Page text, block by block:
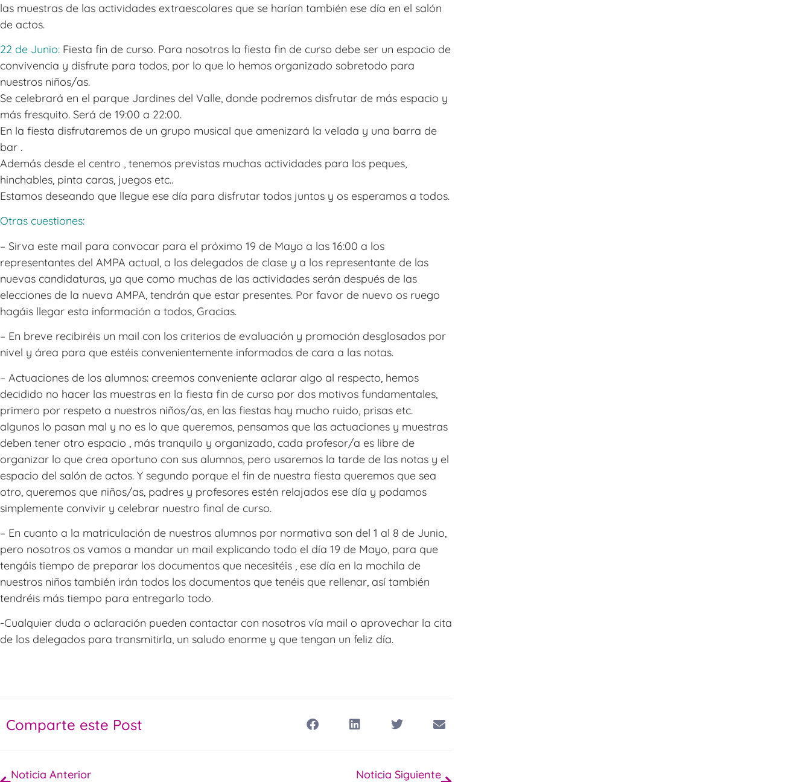
las muestras de las actividades extraescolares que se harían también ese día en el salón
de actos.
22 de Junio: Fiesta fin de curso. Para nosotros la fiesta fin de curso debe ser un espacio de
convivencia y disfrute para todos, por lo que lo hemos organizado sobretodo para
nuestros niños/as.
Se celebrará en el parque Jardines del Valle, donde podremos disfrutar de más espacio y
más fresquito. Será de 19:00 a 22:00.
En la fiesta disfrutaremos de un grupo musical que amenizará la velada y una barra de
bar .
Además desde el centro , tenemos previstas muchas actividades para los peques,
hinchables, pinta caras, juegos etc..
Estamos deseando que llegue ese día para disfrutar todos juntos y os esperamos a todos.
Otras cuestiones:
– Sirva este mail para convocar para el próximo 19 de Mayo a las 16:00 a los
representantes del AMPA actual, a los delegados de clase y a los representante de las
nuevas candidaturas, ya que como muchas de las actividades serán después de las
elecciones de la nueva AMPA, tendrán que estar presentes. Por favor de nuevo os ruego
hagáis llegar esta información a todos, Gracias.
– En breve recibiréis un mail con los criterios de evaluación y promoción desglosados por
nivel y área para que estéis convenientemente informados de cara a las notas.
– Actuaciones de los alumnos: creemos conveniente aclarar algo al respecto, hemos
decidido no hacer las muestras en la fiesta fin de curso por dos motivos fundamentales,
primero por respeto a nuestros niños/as, en las fiestas hay mucho ruido, prisas etc.
algunos lo pasan mal y no es lo que queremos, pensamos que las actuaciones y muestras
deben tener otro espacio , más tranquilo y organizado, cada profesor/a es libre de
organizar lo que crea oportuno con sus alumnos, pero usaremos la tarde de las notas y el
espacio del salón de actos. Y segundo porque el fin de nuestra fiesta queremos que sea
otro, queremos que niños/as, padres y profesores estén relajados ese día y podamos
simplemente convivir y celebrar nuestro final de curso.
– En cuanto a la matriculación de nuestros alumnos por normativa son del 1 al 8 de Junio,
pero nosotros os vamos a mandar un mail explicando todo el día 19 de Mayo, para que
tengáis tiempo de preparar los documentos que necesitéis , ese día en la mochila de
nuestros niños también irán todos los documentos que tenéis que rellenar, así también
tendréis más tiempo para entregarlo todo.
-Cualquier duda o aclaración pueden contactar con nosotros vía mail o aprovechar la cita
de los delegados para transmitirla, un saludo enorme y que tengan un feliz día.
Comparte este Post
Noticia Anterior
Noticia Siguiente